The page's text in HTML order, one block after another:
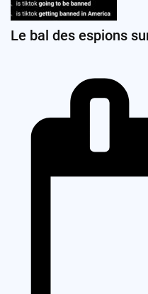
Le bal des espions